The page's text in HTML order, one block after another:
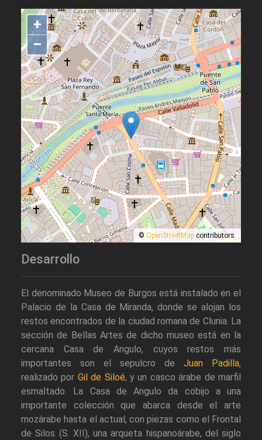
+
–
© OpenStreetMap contributors.
Desarrollo
El denominado Museo de Burgos está instalado en el
Palacio de la Casa de Miranda, donde se alojan los
restos encontrados de la ciudad romana de Clunia. La
sección de Bellas Artes de dicho museo está en la
cercana Casa de Angulo, cuyos restos más
importantes son el sepulcro de Juan Padilla,
realizado por Gil de Siloé, y un casco árabe de marfil
esmaltado. La Casa de Angulo da cobijo a una
importante colección que abarca desde el arte
mozárabe hasta el actual, con piezas como el Frontal
de Silos (S. XII), una arqueta hispanoárabe, del siglo